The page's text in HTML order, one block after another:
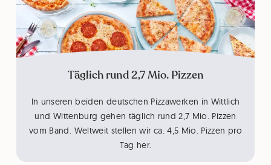
Täglich rund 2,7 Mio. Pizzen
In unseren beiden deutschen Pizzawerken in Wittlich
und Wittenburg gehen täglich rund 2,7 Mio. Pizzen
vom Band. Weltweit stellen wir ca. 4,5 Mio. Pizzen pro
Tag her.